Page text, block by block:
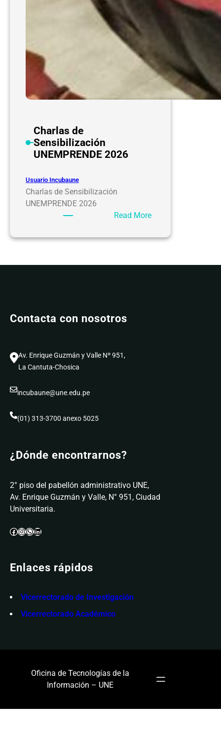
Charlas de
Sensibilización
UNEMPRENDE 2026
Usuario Incubaune
Charlas de Sensibilización
UNEMPRENDE 2026
Read More:
de
Contacta con nosotros
Av. Enrique Guzmán y Valle Nº 951,
La Cantuta-Chosica
incubaune@une.edu.pe
(01) 313-3700 anexo 5025
¿Dónde encontrarnos?
2° piso del pabellón administrativo UNE,
Av. Enrique Guzmán y Valle, N° 951, Ciudad
Universitaria.
Facebook InstagramWhatsApp LinkedIn
Enlaces rápidos
Vicerrectorado de Investigación
Vicerrectorado Académico
Oficina de Tecnologías de la
Información – UNE